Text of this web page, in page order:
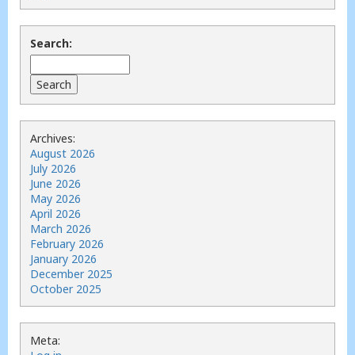
Search:
Archives:
August 2026
July 2026
June 2026
May 2026
April 2026
March 2026
February 2026
January 2026
December 2025
October 2025
Meta: